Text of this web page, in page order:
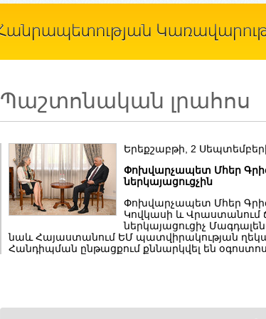
Պաշտոնական լրահոս
Երեքշաբթի, 2
Փոխվարչապետ Մհեր
ներկայացուցչին
Փոխվարչապետ Մհեր
Կովկասի և Վրաստանում
ներկայացուցիչ
նաև Հայաստանում ԵՄ պատվիրակության
Հանդիպման ընթացքում քննարկվել են